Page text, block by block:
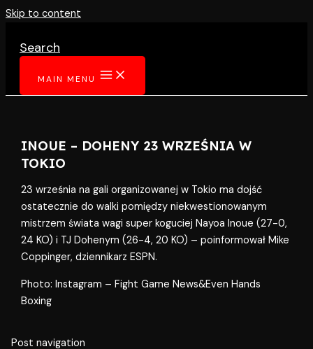
Skip to content
Search
MAIN MENU
INOUE – DOHENY 23 WRZEŚNIA W
TOKIO
23 września na gali organizowanej w Tokio ma dojść
ostatecznie do walki pomiędzy niekwestionowanym
mistrzem świata wagi super koguciej Nayoa Inoue (27-0,
24 KO) i TJ Dohenym (26-4, 20 KO) – poinformował Mike
Coppinger, dziennikarz ESPN.
Photo: Instagram – Fight Game News&Even Hands
Boxing
Post navigation